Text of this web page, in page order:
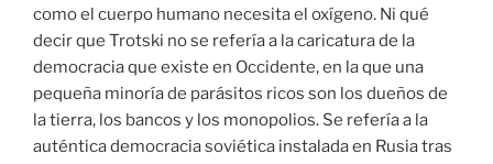
como el cuerpo humano necesita el oxígeno. Ni qué
decir que Trotski no se refería a la caricatura de la
democracia que existe en Occidente, en la que una
pequeña minoría de parásitos ricos son los dueños de
la tierra, los bancos y los monopolios. Se refería a la
auténtica democracia soviética instalada en Rusia tras